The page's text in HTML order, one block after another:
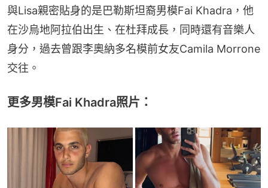
與Lisa親密貼身的是巴勒斯坦裔男模Fai Khadra，他
在沙烏地阿拉伯出生、在杜拜成長，同時還有音樂人
身分，過去曾跟李奧納多名模前女友Camila Morrone
交往。
更多男模Fai Khadra照片：